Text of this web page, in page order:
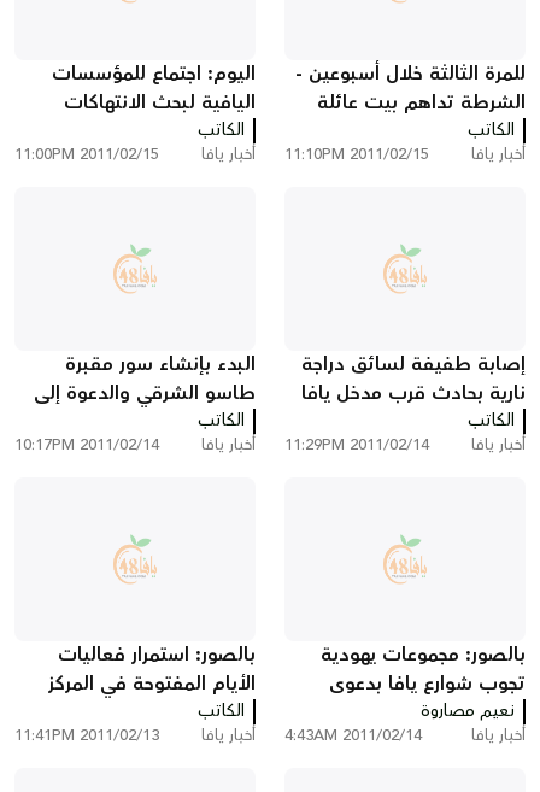
للمرة الثالثة خلال أسبوعين -
الشرطة تداهم بيت عائلة
سكسك
الكاتب
أخبار يافا 2011/02/15 11:10PM
اليوم: اجتماع للمؤسسات
اليافية لبحث الانتهاكات
المستمرة بحق مقبرة القشلة
الكاتب
أخبار يافا 2011/02/15 11:00PM
إصابة طفيفة لسائق دراجة
نارية بحادث قرب مدخل يافا
الشرقي
الكاتب
أخبار يافا 2011/02/14 11:29PM
البدء بإنشاء سور مقبرة
طاسو الشرقي والدعوة إلى
تقديم يد المساعدة
الكاتب
أخبار يافا 2011/02/14 10:17PM
بالصور: مجموعات يهودية
تجوب شوارع يافا بدعوى
التعرف على تراث المدينة
نعيم مصاروة
أخبار يافا 2011/02/14 4:43AM
بالصور: استمرار فعاليات
الأيام المفتوحة في المركز
الجماهيري في يافا
الكاتب
أخبار يافا 2011/02/13 11:41PM